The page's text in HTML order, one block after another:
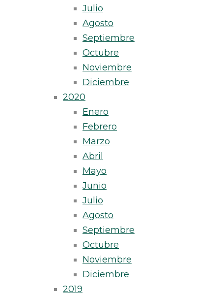
Julio
Agosto
Septiembre
Octubre
Noviembre
Diciembre
2020
Enero
Febrero
Marzo
Abril
Mayo
Junio
Julio
Agosto
Septiembre
Octubre
Noviembre
Diciembre
2019